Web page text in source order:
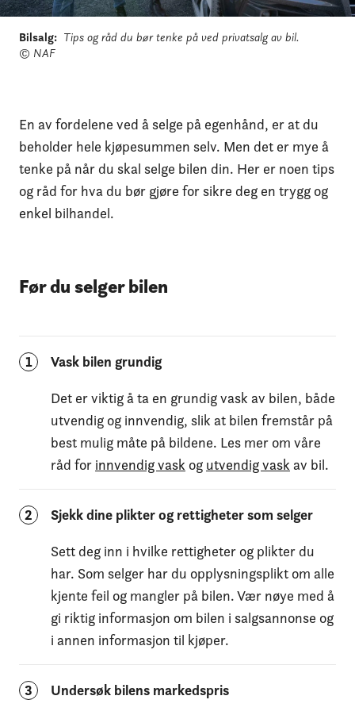
Bilsalg: Tips og råd du bør tenke på ved privatsalg av bil.
© NAF
En av fordelene ved å selge på egenhånd, er at du
beholder hele kjøpesummen selv. Men det er mye å
tenke på når du skal selge bilen din. Her er noen tips
og råd for hva du bør gjøre for sikre deg en trygg og
enkel bilhandel.
Før du selger bilen
1
Vask bilen grundig
Det er viktig å ta en grundig vask av bilen, både
utvendig og innvendig, slik at bilen fremstår på
best mulig måte på bildene. Les mer om våre
råd for innvendig vask og utvendig vask av bil.
2
Sjekk dine plikter og rettigheter som selger
Sett deg inn i hvilke rettigheter og plikter du
har. Som selger har du opplysningsplikt om alle
kjente feil og mangler på bilen. Vær nøye med å
gi riktig informasjon om bilen i salgsannonse og
i annen informasjon til kjøper.
3
Undersøk bilens markedspris